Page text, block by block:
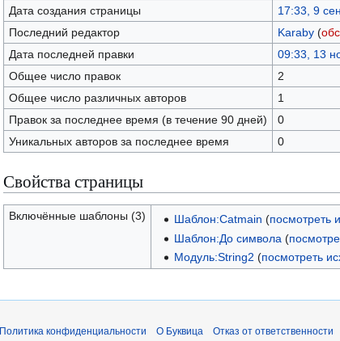
Дата создания страницы
17:33, 9
Последний редактор
Karaby (
Дата последней правки
09:33, 13
Общее число правок
2
Общее число различных авторов
1
Правок за последнее время (в течение 90 дней)
0
Уникальных авторов за последнее время
0
Свойства страницы
Включённые шаблоны (3) Шаблон:Catmain (посмотреть
Шаблон:До символа (
Модуль:String2 (посмотреть
Политика конфиденциальности О Буквица Отказ от ответственности